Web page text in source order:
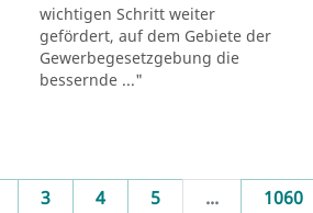
wichtigen Schritt weiter
gefördert, auf dem Gebiete der
Gewerbegesetzgebung die
bessernde ..."
3 4 5 ... 1060